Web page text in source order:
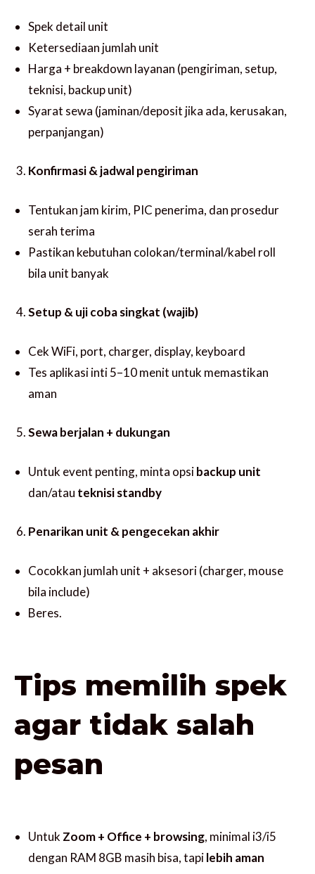
Spek detail unit
Ketersediaan jumlah unit
Harga + breakdown layanan (pengiriman, setup,
teknisi, backup unit)
Syarat sewa (jaminan/deposit jika ada, kerusakan,
perpanjangan)
Konfirmasi & jadwal pengiriman
Tentukan jam kirim, PIC penerima, dan prosedur
serah terima
Pastikan kebutuhan colokan/terminal/kabel roll
bila unit banyak
Setup & uji coba singkat (wajib)
Cek WiFi, port, charger, display, keyboard
Tes aplikasi inti 5–10 menit untuk memastikan
aman
Sewa berjalan + dukungan
Untuk event penting, minta opsibackup unit
dan/atau teknisi standby
Penarikan unit & pengecekan akhir
Cocokkan jumlah unit + aksesori (charger, mouse
bila include)
Beres.
Tips memilih spek
agar tidak salah
pesan
Untuk Zoom + Office + browsing, minimal i3/i5
dengan RAM 8GB masih bisa, tapilebih aman